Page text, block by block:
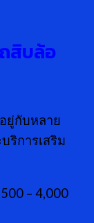
สิบล้อ
ยู่กับหลาย
ริการเสริม
– 4,000